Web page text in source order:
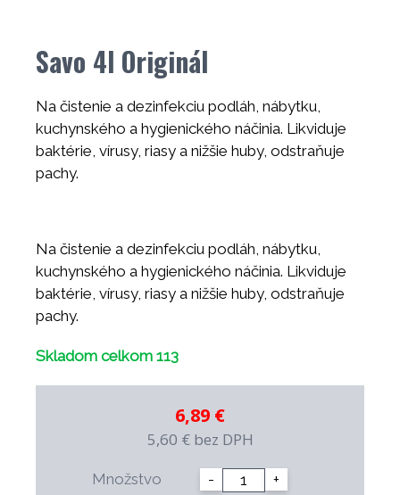
Savo 4l Originál
Na čistenie a dezinfekciu podláh, nábytku,
kuchynského a hygienického náčinia. Likviduje
baktérie, vírusy, riasy a nižšie huby, odstraňuje
pachy.
Na čistenie a dezinfekciu podláh, nábytku,
kuchynského a hygienického náčinia. Likviduje
baktérie, vírusy, riasy a nižšie huby, odstraňuje
pachy.
Skladom celkom 113
6,89 €
5,60 € bez DPH
Množstvo - +